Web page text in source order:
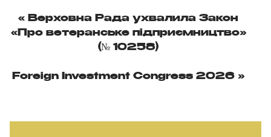
« Верховна Рада ухвалила Закон
«Про ветеранське підприємництво»
(№ 10258)
Foreign Investment Congress 2026 »